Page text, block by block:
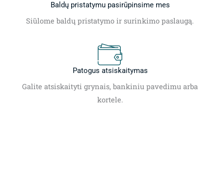
Baldų pristatymu pasirūpinsime mes
Siūlome baldų pristatymo ir surinkimo paslaugą.
Patogus atsiskaitymas
Galite atsiskaityti grynais, bankiniu pavedimu arba
kortele.